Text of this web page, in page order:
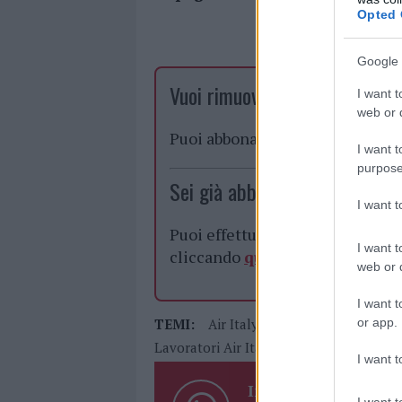
Opted
Google
I want
web or
I want
I want
I want
web or
I want
or app.
I want
Vuoi rimuovere le pubblicità
Puoi abbonarti a
Sei già abbonato?
Puoi effettuare l'accesso
cliccando qui
TEMI: Air Italy Air Italy Olbia
Lavoratori Air Italy
Inviaci le tue